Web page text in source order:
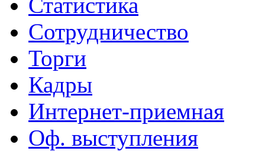
Сотрудничество
Торги
Кадры
Интернет-приемная
Оф. выступления